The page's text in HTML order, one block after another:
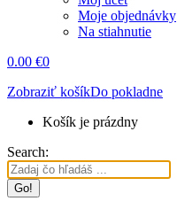
Moje objednávky
Na stiahnutie
0.00 €0
Zobraziť košíkDo pokladne
Košík je prázdny
Search: